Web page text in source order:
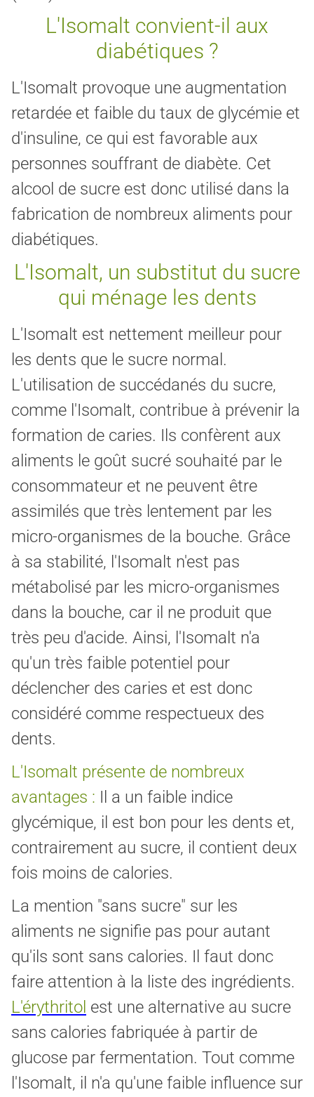
L'Isomalt convient-il aux
diabétiques ?
L'Isomalt provoque une augmentation
retardée et faible du taux de glycémie et
d'insuline, ce qui est favorable aux
personnes souffrant de diabète. Cet
alcool de sucre est donc utilisé dans la
fabrication de nombreux aliments pour
diabétiques.
L'Isomalt, un substitut du sucre
qui ménage les dents
L'Isomalt est nettement meilleur pour
les dents que le sucre normal.
L'utilisation de succédanés du sucre,
comme l'Isomalt, contribue à prévenir la
formation de caries. Ils confèrent aux
aliments le goût sucré souhaité par le
consommateur et ne peuvent être
assimilés que très lentement par les
micro-organismes de la bouche. Grâce
à sa stabilité, l'Isomalt n'est pas
métabolisé par les micro-organismes
dans la bouche, car il ne produit que
très peu d'acide. Ainsi, l'Isomalt n'a
qu'un très faible potentiel pour
déclencher des caries et est donc
considéré comme respectueux des
dents.
L'Isomalt présente de nombreux
avantages : Il a un faible indice
glycémique, il est bon pour les dents et,
contrairement au sucre, il contient deux
fois moins de calories.
La mention "sans sucre" sur les
aliments ne signifie pas pour autant
qu'ils sont sans calories. Il faut donc
faire attention à la liste des ingrédients.
L'érythritol est une alternative au sucre
sans calories fabriquée à partir de
glucose par fermentation. Tout comme
l'Isomalt, il n'a qu'une faible influence sur